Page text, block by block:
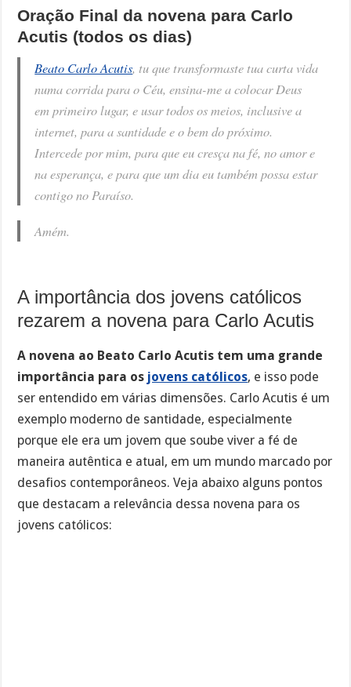
Oração Final da novena para Carlo
Acutis (todos os dias)
Beato Carlo Acutis, tu que transformaste tua curta vida
numa corrida para o Céu, ensina-me a colocar Deus
em primeiro lugar, e usar todos os meios, inclusive a
internet, para a santidade e o bem do próximo.
Intercede por mim, para que eu cresça na fé, no amor e
na esperança, e para que um dia eu também possa estar
contigo no Paraíso.
Amém.
A importância dos jovens católicos
rezarem a novena para Carlo Acutis
A novena ao Beato Carlo Acutis tem uma grande
importância para os jovens católicos, e isso pode
ser entendido em várias dimensões. Carlo Acutis é um
exemplo moderno de santidade, especialmente
porque ele era um jovem que soube viver a fé de
maneira autêntica e atual, em um mundo marcado por
desafios contemporâneos. Veja abaixo alguns pontos
que destacam a relevância dessa novena para os
jovens católicos: